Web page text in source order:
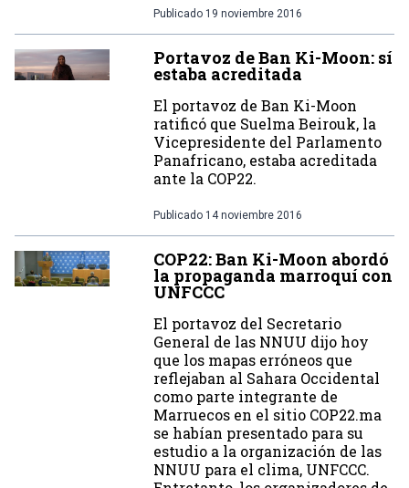
Publicado 19 noviembre 2016
Portavoz de Ban Ki-Moon: sí
estaba acreditada
El portavoz de Ban Ki-Moon
ratificó que Suelma Beirouk, la
Vicepresidente del Parlamento
Panafricano, estaba acreditada
ante la COP22.
Publicado 14 noviembre 2016
COP22: Ban Ki-Moon abordó
la propaganda marroquí con
UNFCCC
El portavoz del Secretario
General de las NNUU dijo hoy
que los mapas erróneos que
reflejaban al Sahara Occidental
como parte integrante de
Marruecos en el sitio COP22.ma
se habían presentado para su
estudio a la organización de las
NNUU para el clima, UNFCCC.